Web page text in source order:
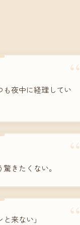
“
も夜中に経理してい
“
きたくない。
“
来ない」